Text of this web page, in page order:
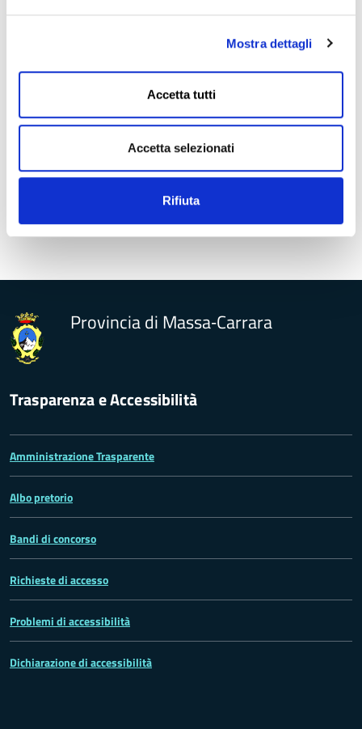
Mostra dettagli
Accetta tutti
Accetta selezionati
Rifiuta
Supporto organi e segreteria generale
UO presidenza
RICERCA AVANZATA PERSONE
Provincia di Massa‑Carrara
Trasparenza e Accessibilità
Amministrazione Trasparente
Albo pretorio
Bandi di concorso
Richieste di accesso
Problemi di accessibilità
Dichiarazione di accessibilità